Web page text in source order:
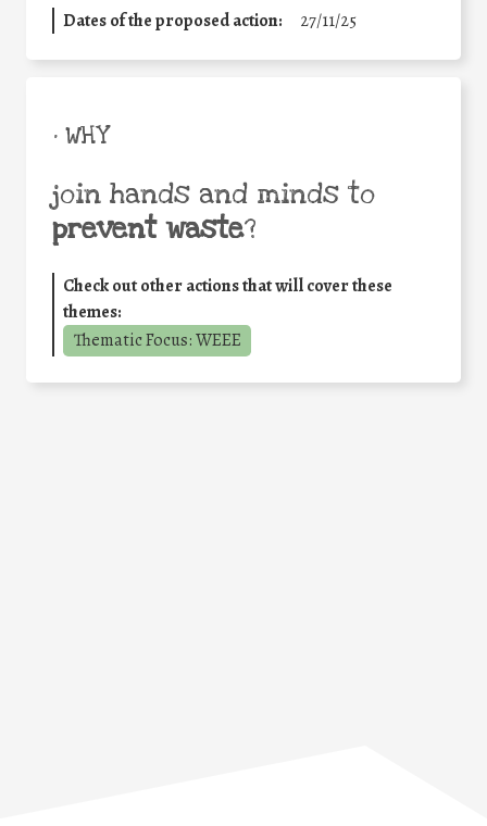
Dates of the proposed action: 27/11/25
• WHY
join hands and minds to
prevent waste?
Check out other actions that will cover these
themes:
Thematic Focus: WEEE